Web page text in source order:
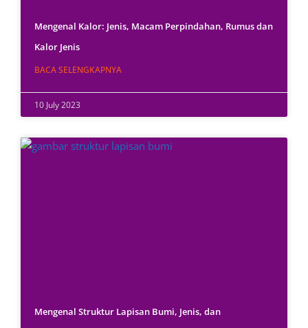
Mengenal Kalor: Jenis, Macam Perpindahan, Rumus dan
Kalor Jenis
BACA SELENGKAPNYA
10 July 2023
Mengenal Struktur Lapisan Bumi, Jenis, dan